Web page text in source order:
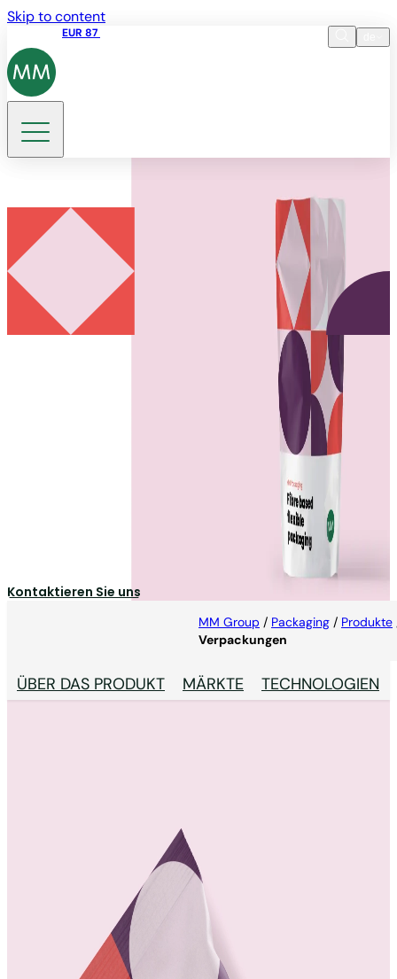
Skip to content
EUR 87
DE
Flexible faserbasierte
Kontaktieren Sie uns
MM Group / Packaging / Produkte
Verpackungen
ÜBER DAS PRODUKT MÄRKTE TECHNOLOGIEN